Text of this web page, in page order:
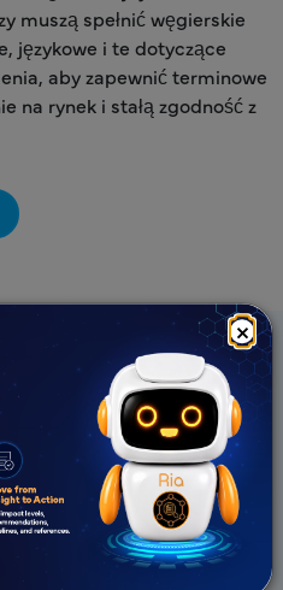
×
muszą spełnić węgierskie
językowe i te dotyczące
aby zapewnić terminowe
na rynek i stałą zgodność z
skoncentrowany na rynku
dla dostępu do rynku